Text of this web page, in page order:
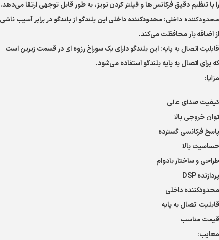
را با تنظیم دقیق فرکانس‌ها و فیلتر کردن نویز، به طور قابل توجهی ارتقا می‌دهد.
محدودکننده داخلی:محدودکننده داخلی این بلندگو از بلندگو در برابر آسیب ناشی
از اضافه بار محافظت می‌کند.
قابلیت اتصال به پایه:این بلندگو دارای یک سوراخ رزوه ای در قسمت زیرین است
که برای اتصال به پایه بلندگو استفاده می‌شود.
مزایا:
کیفیت صدای عالی
توان خروجی بالا
پاسخ فرکانسی گسترده
حساسیت بالا
طراحی و ساختار بادوام
پردازنده DSP
محدودکننده داخلی
قابلیت اتصال به پایه
قیمت مناسب
معایب: